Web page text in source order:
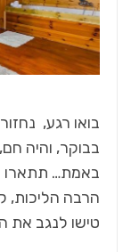
בואו רגע,
בבוקר, והיה
באמת… תתארו
הרבה הליכות,
טישו לנגב את